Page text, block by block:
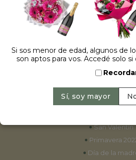
ESPECIALES
•Cumpleaños
•15 años
• Bodas
•Aniversarios
•Graduaciones
•San Valentín
• Primavera
• Día de la
Si sos menor de edad, algunos de
son aptos para vos. Accedé solo